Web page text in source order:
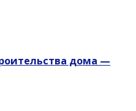
дома —